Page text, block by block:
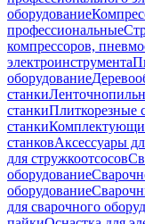
оборудование
профессиональные
компрессоров,
электроинструмента
оборудование
станки
станкиПлиткорезные
станки
станковАксессуары
для стружкоотсосов
оборудование
оборудование
для сварочного